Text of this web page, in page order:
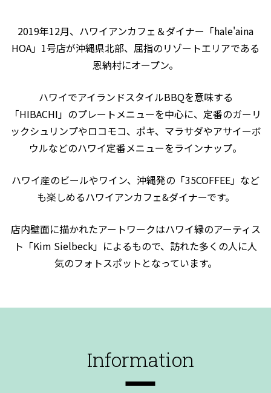
2019年12月、ハワイアンカフェ＆ダイナー「hale'aina
HOA」1号店が沖縄県北部、屈指のリゾートエリアである
恩納村にオープン。
ハワイでアイランドスタイルBBQを意味する
「HIBACHI」のプレートメニューを中心に、定番のガーリ
ックシュリンプやロコモコ、ポキ、マラサダやアサイーボ
ウルなどのハワイ定番メニューをラインナップ。
ハワイ産のビールやワイン、沖縄発の「35COFFEE」など
も楽しめるハワイアンカフェ&ダイナーです。
店内壁面に描かれたアートワークはハワイ縁のアーティス
ト「Kim Sielbeck」によるもので、訪れた多くの人に人
気のフォトスポットとなっています。
Information